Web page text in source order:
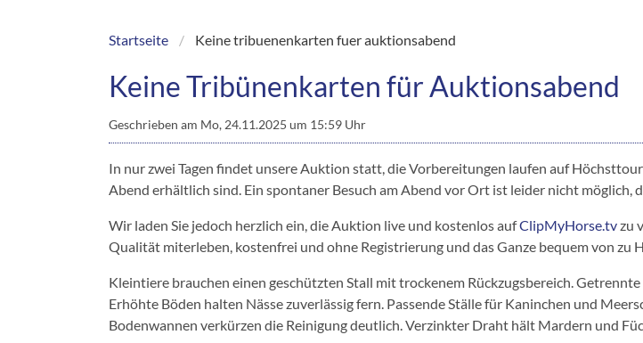
Breadcrumb
Startseite Keine tribuenenkarten fuer auktionsabend
Keine Tribünenkarten für Auktionsabend
Geschrieben am Mo, 24.11.2025 um 15:59 Uhr
In nur zwei Tagen findet unsere Auktion statt, die Vorbereitungen laufen auf
Abend erhältlich sind. Ein spontaner Besuch am Abend vor Ort ist leider nicht möglich,
Wir laden Sie jedoch herzlich ein, die Auktion live und kostenlos aufClipMyHorse.tvzu
Qualität miterleben, kostenfrei und ohne Registrierung und das Ganze bequem von zu
Kleintiere brauchen einen geschützten Stall mit trockenem Rückzugsbereich.
Erhöhte Böden halten Nässe zuverlässig fern. Passende Ställe für Kaninchen und
Bodenwannen verkürzen die Reinigung deutlich. Verzinkter Draht hält Mardern und